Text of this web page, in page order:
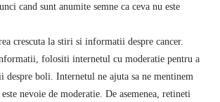
cand sunt anumite semne ca ceva nu este
crescuta la stiri si informatii despre cancer.
folositi internetul cu moderatie pentru a
despre boli. Internetul ne ajuta sa ne mentinem
nevoie de moderatie. De asemenea, retineti